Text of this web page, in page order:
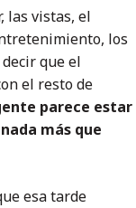
las vistas, el
los
que el
el resto de
parece estar
más que
esa tarde